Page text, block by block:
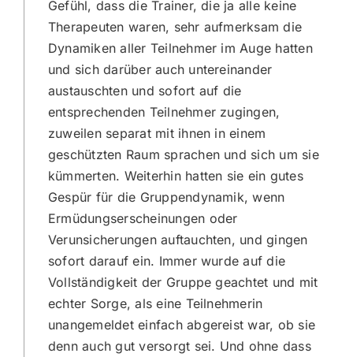
Gefühl, dass die Trainer, die ja alle keine
Therapeuten waren, sehr aufmerksam die
Dynamiken aller Teilnehmer im Auge hatten
und sich darüber auch untereinander
austauschten und sofort auf die
entsprechenden Teilnehmer zugingen,
zuweilen separat mit ihnen in einem
geschützten Raum sprachen und sich um sie
kümmerten. Weiterhin hatten sie ein gutes
Gespür für die Gruppendynamik, wenn
Ermüdungserscheinungen oder
Verunsicherungen auftauchten, und gingen
sofort darauf ein. Immer wurde auf die
Vollständigkeit der Gruppe geachtet und mit
echter Sorge, als eine Teilnehmerin
unangemeldet einfach abgereist war, ob sie
denn auch gut versorgt sei. Und ohne dass